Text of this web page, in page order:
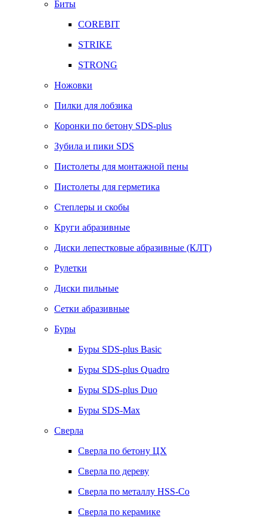
Биты
COREBIT
STRIKE
STRONG
Ножовки
Пилки для лобзика
Коронки по бетону SDS-plus
Зубила и пики SDS
Пистолеты для монтажной пены
Пистолеты для герметика
Степлеры и скобы
Круги абразивные
Диски лепестковые абразивные (КЛТ)
Рулетки
Диски пильные
Сетки абразивные
Буры
Буры SDS-plus Basic
Буры SDS-plus Quadro
Буры SDS-plus Duo
Буры SDS-Max
Сверла
Сверла по бетону ЦХ
Сверла по дереву
Сверла по металлу HSS-Co
Сверла по керамике